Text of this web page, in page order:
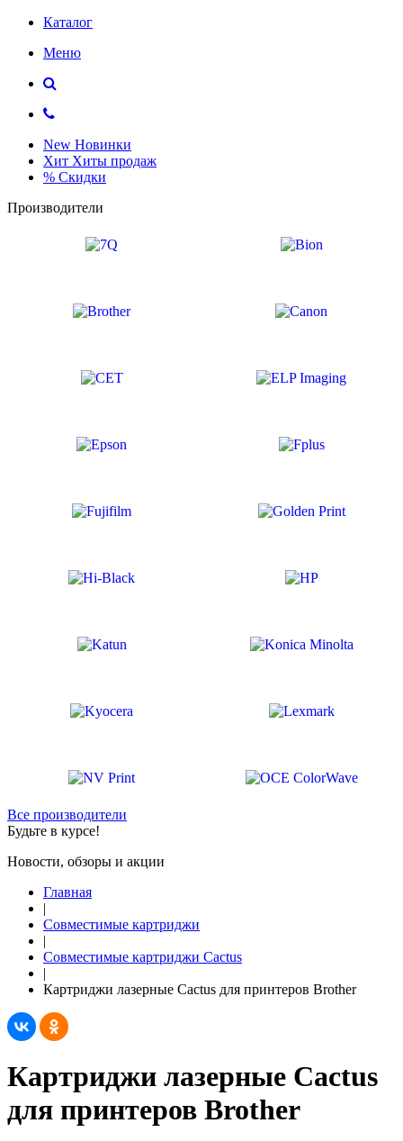
Каталог
Меню
New Новинки
Хит Хиты продаж
% Скидки
Производители
Все производители
Будьте в курсе!
Новости, обзоры и акции
Главная
|
Совместимые картриджи
|
Совместимые картриджи Cactus
|
Картриджи лазерные Cactus для принтеров Brother
Картриджи лазерные Cactus
для принтеров Brother